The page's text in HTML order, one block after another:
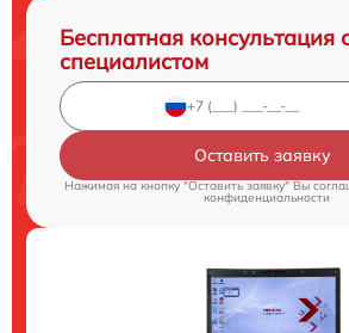
Бесплатная консультация
специалистом
Оставить заявку
Нажимая на кнопку "Оставить заявку" Вы
конфиденциальности